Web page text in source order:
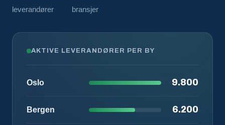
leverandører bransjer
AKTIVE LEVERANDØRER PER BY
Oslo 9.800
Bergen 6.200